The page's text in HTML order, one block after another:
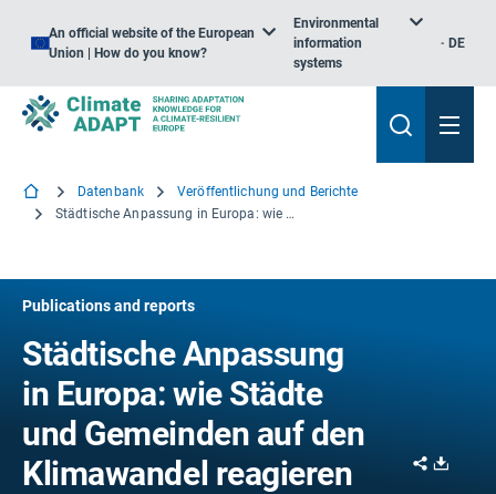
An official website of the European
Union | How do you know?
Environmental
information
systems
DE
Datenbank
Veröffentlichung und Berichte
Städtische Anpassung in Europa: wie Städte und Gemeinden auf den Klimawandel reagieren
Publications and reports
Städtische Anpassung
in Europa: wie Städte
und Gemeinden auf den
Klimawandel reagieren
Share